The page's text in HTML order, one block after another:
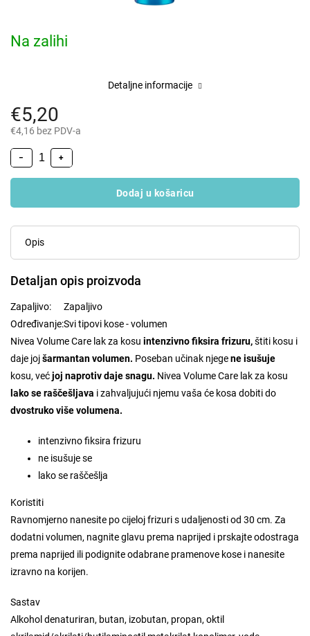
€5,20
€4,16 bez PDV-a
Na zalihi
+
−
Dodaj u košaricu
Detaljne informacije
Opis
Detaljan opis proizvoda
Zapaljivo:
Zapaljivo
Određivanje:Svi tipovi kose - volumen
Nivea Volume Care lak za kosu intenzivno fiksira frizuru,štiti kosu i
daje jojšarmantan volumen. Poseban učinak njegene isušuje
kosu, većjoj naprotiv daje snagu. Nivea Volume Care lak za kosu
lako se raščešljava i zahvaljujući njemu vaša će kosa dobiti do
dvostruko više volumena.
intenzivno fiksira frizuru
ne isušuje se
lako se raščešlja
Koristiti
Ravnomjerno nanesite po cijeloj frizuri s udaljenosti od 30 cm. Za
dodatni volumen, nagnite glavu prema naprijed i prskajte odostraga
prema naprijed ili podignite odabrane pramenove kose i nanesite
izravno na korijen.
Sastav
Alkohol denaturiran, butan, izobutan, propan, oktil